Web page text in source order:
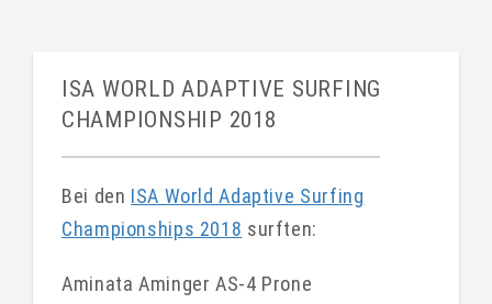
ISA WORLD ADAPTIVE SURFING
CHAMPIONSHIP 2018
Bei den ISA World Adaptive Surfing
Championships 2018 surften:
Aminata Aminger AS-4 Prone